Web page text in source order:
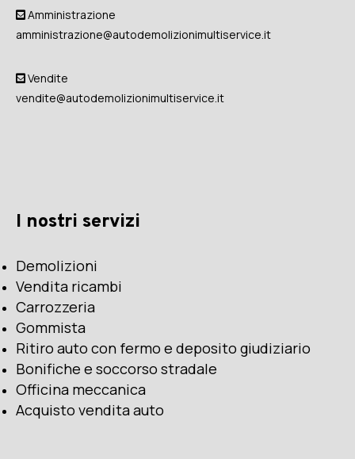
Amministrazione
amministrazione@autodemolizionimultiservice.it
Vendite
vendite@autodemolizionimultiservice.it
I nostri servizi
Demolizioni
Vendita ricambi
Carrozzeria
Gommista
Ritiro auto con fermo e deposito giudiziario
Bonifiche e soccorso stradale
Officina meccanica
Acquisto vendita auto